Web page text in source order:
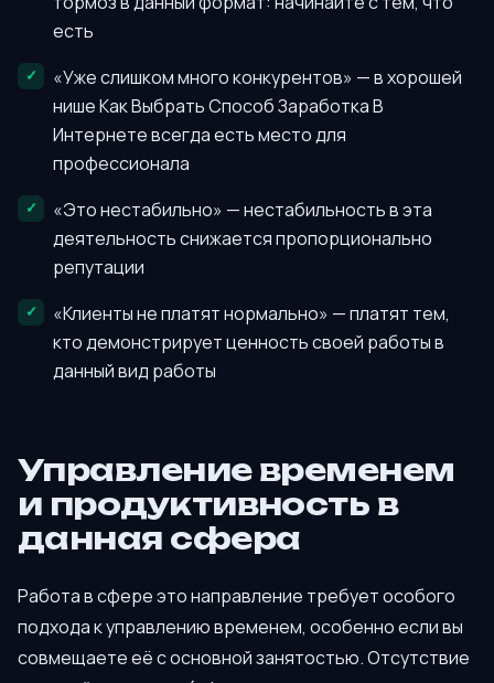
есть
«Уже слишком много конкурентов» — в хорошей
нише Как Выбрать Способ Заработка В
Интернете всегда есть место для
профессионала
«Это нестабильно» — нестабильность в эта
деятельность снижается пропорционально
репутации
«Клиенты не платят нормально» — платят тем,
кто демонстрирует ценность своей работы в
данный вид работы
Управление временем
и продуктивность в
данная сфера
Работа в сфере это направление требует особого
подхода к управлению временем, особенно если вы
совмещаете её с основной занятостью. Отсутствие